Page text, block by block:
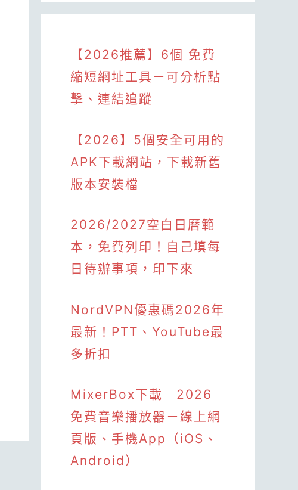
【2026推薦】6個 免費
縮短網址工具－可分析點
擊、連結追蹤
【2026】5個安全可用的
APK下載網站，下載新舊
版本安裝檔
2026/2027空白日曆範
本，免費列印！自己填每
日待辦事項，印下來
NordVPN優惠碼2026年
最新！PTT、YouTube最
多折扣
MixerBox下載｜2026
免費音樂播放器－線上網
頁版、手機App（iOS、
Android）